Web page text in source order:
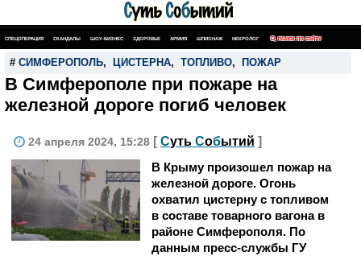
СПЕЦОПЕРАЦИЯ СКАНДАЛЫ ШОУ-БИЗНЕС ЗДОРОВЬЕ АРМИЯ ШПИОНАЖ НЕКРОЛОГ ПОИСК ПО САЙТУ
# СИМФЕРОПОЛЬ, ЦИСТЕРНА, ТОПЛИВО, ПОЖАР
В Симферополе при пожаре на
железной дороге погиб человек
24 апреля 2024, 15:28 [ Суть Событий ]
В Крыму произошел пожар на
железной дороге. Огонь
охватил цистерну с топливом
в составе товарного вагона в
районе Симферополя. По
данным пресс-службы ГУ